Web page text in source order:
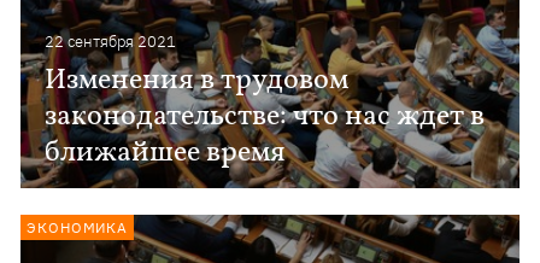
22 сентября 2021
Изменения в трудовом
законодательстве: что нас ждет в
ближайшее время
ЭКОНОМИКА